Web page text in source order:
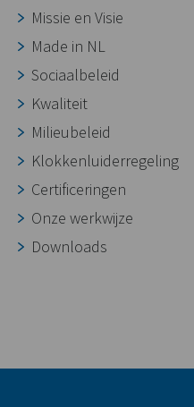
Missie en Visie
Made in NL
Sociaalbeleid
Kwaliteit
Milieubeleid
Klokkenluiderregeling
Certificeringen
Onze werkwijze
Downloads